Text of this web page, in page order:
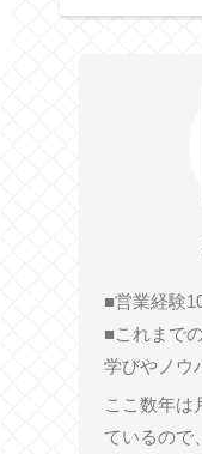
■営業経験
■これまで
学びやノウ
ここ数年は
ているので